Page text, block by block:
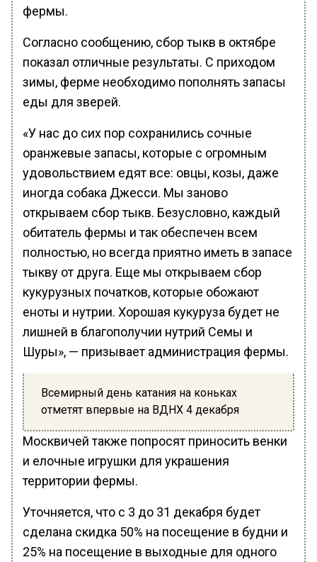
фермы.
Согласно сообщению, сбор тыкв в октябре
показал отличные результаты. С приходом
зимы, ферме необходимо пополнять запасы
еды для зверей.
«У нас до сих пор сохранились сочные
оранжевые запасы, которые с огромным
удовольствием едят все: овцы, козы, даже
иногда собака Джесси. Мы заново
открываем сбор тыкв. Безусловно, каждый
обитатель фермы и так обеспечен всем
полностью, но всегда приятно иметь в запасе
тыкву от друга. Еще мы открываем сбор
кукурузных початков, которые обожают
еноты и нутрии. Хорошая кукуруза будет не
лишней в благополучии нутрий Семы и
Шуры», — призывает администрация фермы.
Всемирный день катания на коньках
отметят впервые на ВДНХ 4 декабря
Москвичей также попросят приносить венки
и елочные игрушки для украшения
территории фермы.
Уточняется, что с 3 до 31 декабря будет
сделана скидка 50% на посещение в будни и
25% на посещение в выходные для одного